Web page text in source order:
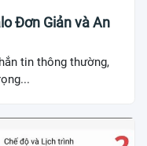
Đơn Giản và An
tin thông thường,